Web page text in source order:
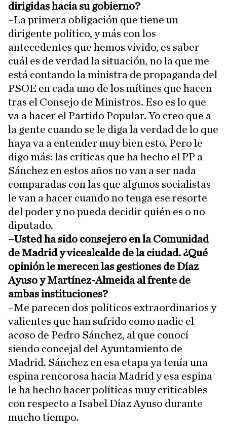
dirigidas hacia su gobierno?
–La primera obligación que tiene un
dirigente político, y más con los
antecedentes que hemos vivido, es saber
cuál es de verdad la situación, no la que me
está contando la ministra de propaganda del
PSOE en cada uno de los mítines que hacen
tras el Consejo de Ministros. Eso es lo que
va a hacer el Partido Popular. Yo creo que a
la gente cuando se le diga la verdad de lo que
haya va a entender muy bien esto. Pero le
digo más: las críticas que ha hecho el PP a
Sánchez en estos años no van a ser nada
comparadas con las que algunos socialistas
le van a hacer cuando no tenga ese resorte
del poder y no pueda decidir quién es o no
diputado.
–Usted ha sido consejero en la Comunidad
de Madrid y vicealcalde de la ciudad. ¿Qué
opinión le merecen las gestiones de Díaz
Ayuso y Martínez-Almeida al frente de
ambas instituciones?
–Me parecen dos políticos extraordinarios y
valientes que han sufrido como nadie el
acoso de Pedro Sánchez, al que conocí
siendo concejal del Ayuntamiento de
Madrid. Sánchez en esa etapa ya tenía una
espina rencorosa hacia Madrid y esa espina
le ha hecho hacer políticas muy criticables
con respecto a Isabel Díaz Ayuso durante
mucho tiempo.